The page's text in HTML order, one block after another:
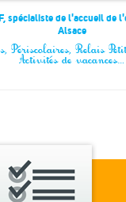
spécialiste de l'accueil de
Alsace
Périscolaires, Relais
Activités de vacances…